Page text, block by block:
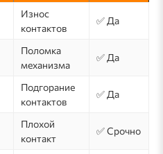
Износ
контактов
✅ Да
Поломка
механизма
✅ Да
Подгорание
контактов
✅ Да
Плохой
контакт
✅ Срочно